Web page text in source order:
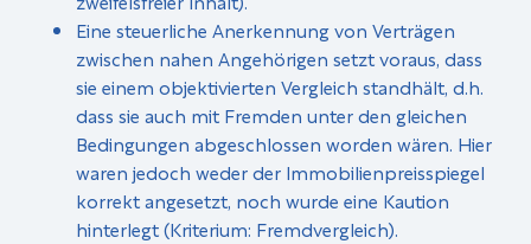
Eine steuerliche Anerkennung von Verträgen
zwischen nahen Angehörigen setzt voraus, dass
sie einem objektivierten Vergleich standhält, d.h.
dass sie auch mit Fremden unter den gleichen
Bedingungen abgeschlossen worden wären. Hier
waren jedoch weder der Immobilienpreisspiegel
korrekt angesetzt, noch wurde eine Kaution
hinterlegt (Kriterium: Fremdvergleich).